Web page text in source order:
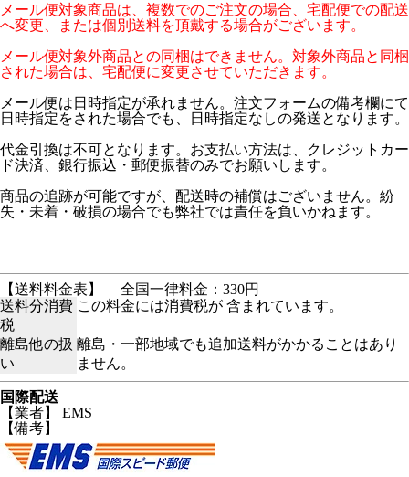
メール便対象商品は、複数でのご注文の場合、宅配便での配送
へ変更、または個別送料を頂戴する場合がございます。
メール便対象外商品との同梱はできません。対象外商品と同梱
された場合は、宅配便に変更させていただきます。
メール便は日時指定が承れません。注文フォームの備考欄にて
日時指定をされた場合でも、日時指定なしの発送となります。
代金引換は不可となります。お支払い方法は、クレジットカー
ド決済、銀行振込・郵便振替のみでお願いします。
商品の追跡が可能ですが、配送時の補償はございません。紛
失・未着・破損の場合でも弊社では責任を負いかねます。
【送料料金表】
全国一律料金：330円
送料分消費
税
この料金には消費税が 含まれています。
離島他の扱
い
離島・一部地域でも追加送料がかかることはあり
ません。
国際配送
【業者】 EMS
【備考】